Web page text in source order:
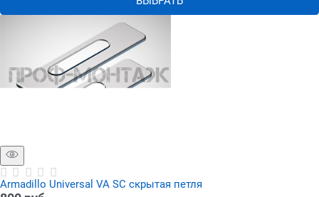
Armadillo Universal VA SС скрытая петля